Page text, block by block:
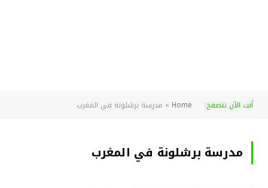
أنت الآن تتصفح: Home
» مدرسة برشلونة في المغرب
مدرسة برشلونة في المغرب